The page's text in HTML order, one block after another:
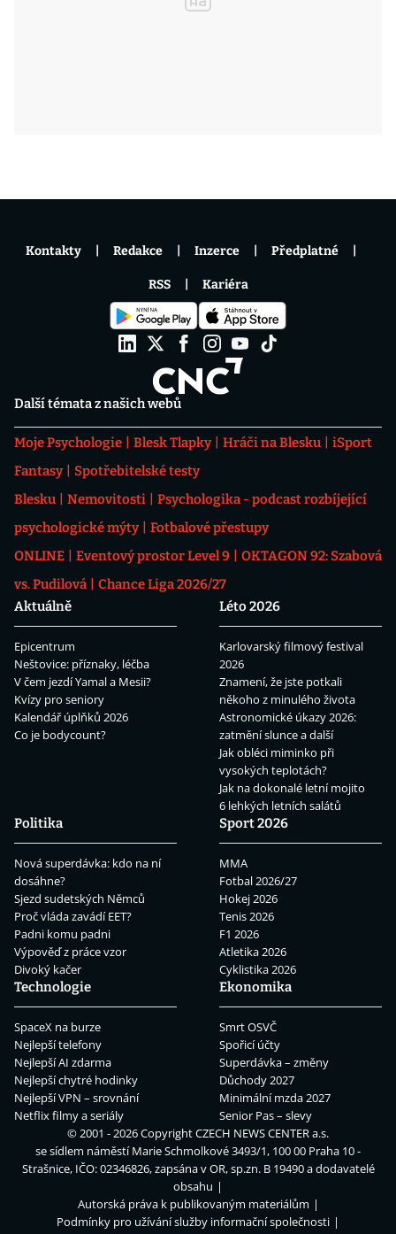
Další témata z našich webů
Moje Psychologie Blesk Tlapky Hráči na Blesku
iSport
Fantasy
Spotřebitelské testy
Blesku
Nemovitosti
Psychologika - podcast rozbíjející
psychologické mýty
Fotbalové přestupy
ONLINE
Eventový prostor Level 9
OKTAGON 92: Szabová
vs. Pudilová
Chance Liga 2026/27
Aktuálně
Epicentrum
Neštovice: příznaky, léčba
V čem jezdí Yamal a Mesii?
Kvízy pro seniory
Kalendář úplňků 2026
Co je bodycount?
Léto 2026
Karlovarský filmový festival
2026
Znamení, že jste potkali
někoho z minulého života
Astronomické úkazy 2026:
zatmění slunce a další
Jak obléci miminko při
vysokých teplotách?
Jak na dokonalé letní mojito
6 lehkých letních salátů
Politika
Nová superdávka: kdo na ní
dosáhne?
Sjezd sudetských Němců
Proč vláda zavádí EET?
Padni komu padni
Výpověď z práce vzor
Divoký kačer
Sport 2026
MMA
Fotbal 2026/27
Hokej 2026
Tenis 2026
F1 2026
Atletika 2026
Cyklistika 2026
Technologie
SpaceX na burze
Nejlepší telefony
Nejlepší AI zdarma
Nejlepší chytré hodinky
Nejlepší VPN – srovnání
Netflix filmy a seriály
Ekonomika
Smrt OSVČ
Spořicí účty
Superdávka – změny
Důchody 2027
Minimální mzda 2027
Senior Pas – slevy
Kontakty Redakce Inzerce Předplatné
RSS Kariéra
© 2001 - 2026 CopyrightCZECH NEWS CENTER a.s.
se sídlem náměstí Marie Schmolkové 3493/1, 100 00 Praha 10 -
Strašnice, IČO: 02346826, zapsána v OR, sp.zn. B 19490 a dodavatelé
obsahu
Autorská práva k publikovaným materiálům
Podmínky pro užívání služby informační společnosti